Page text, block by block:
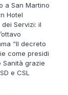
a San Martino
Hotel
Servizi: il
“Il decreto
come presidi
Sanità grazie
e CSL